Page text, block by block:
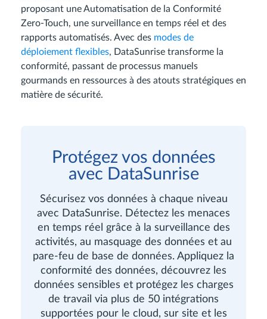
proposant une Automatisation de la Conformité
Zero-Touch, une surveillance en temps réel et des
rapports automatisés. Avec des modes de
déploiement flexibles, DataSunrise transforme la
conformité, passant de processus manuels
gourmands en ressources à des atouts stratégiques en
matière de sécurité.
Protégez vos données
avec DataSunrise
Sécurisez vos données à chaque niveau
avec DataSunrise. Détectez les menaces
en temps réel grâce à la surveillance des
activités, au masquage des données et au
pare-feu de base de données. Appliquez la
conformité des données, découvrez les
données sensibles et protégez les charges
de travail via plus de 50 intégrations
supportées pour le cloud, sur site et les